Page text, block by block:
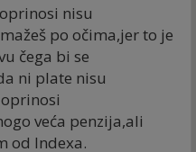
nisu
po očima,jer to je
čega bi se
ni plate nisu
veća penzija,ali
od Indexa.